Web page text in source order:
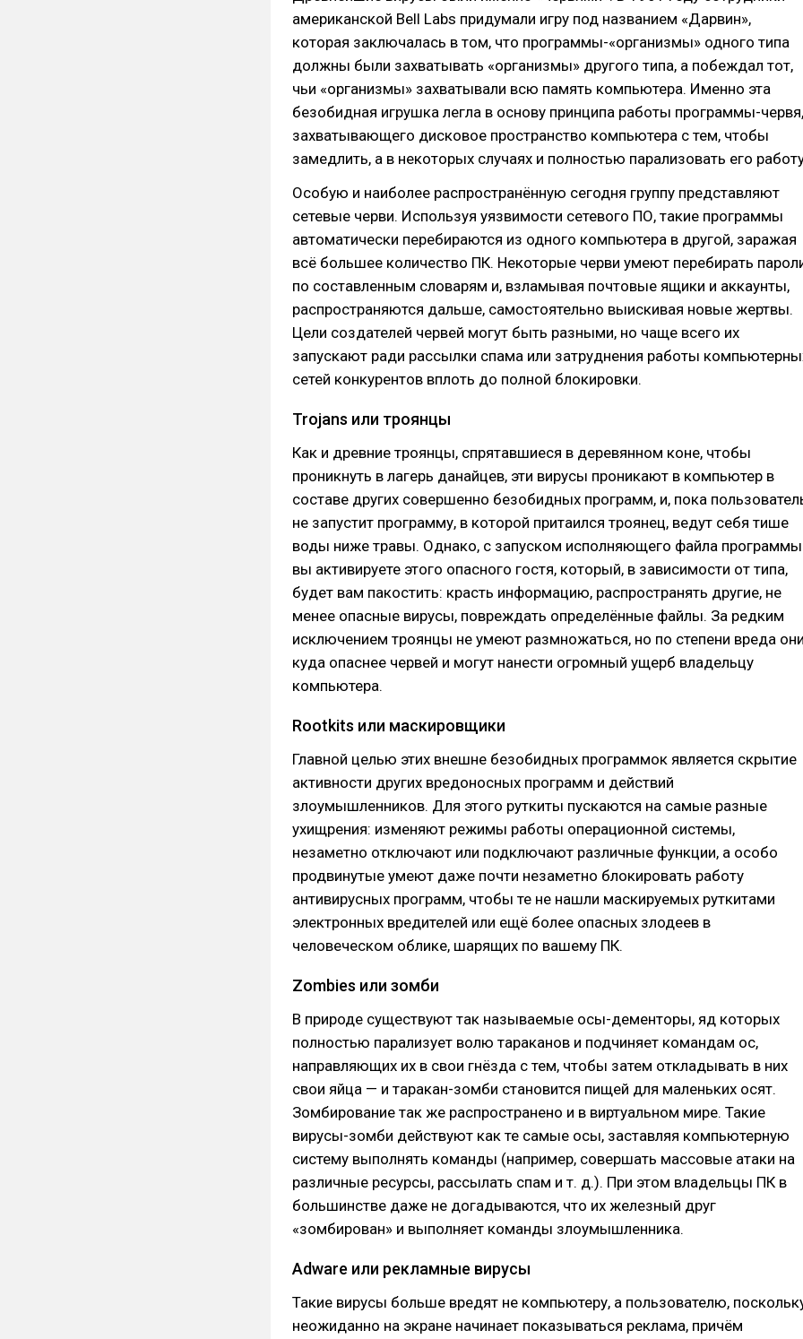
американской Bell Labs придумали игру под названием «Дарвин»,
которая заключалась в том, что программы-«организмы» одного типа
должны были захватывать «организмы» другого типа, а побеждал тот,
чьи «организмы» захватывали всю память компьютера. Именно эта
безобидная игрушка легла в основу принципа работы программы-червя,
захватывающего дисковое пространство компьютера с тем, чтобы
замедлить, а в некоторых случаях и полностью парализовать его
Особую и наиболее распространённую сегодня группу представляют
сетевые черви. Используя уязвимости сетевого ПО, такие программы
автоматически перебираются из одного компьютера в другой, заражая
всё большее количество ПК. Некоторые черви умеют перебирать
по составленным словарям и, взламывая почтовые ящики и аккаунты,
распространяются дальше, самостоятельно выискивая новые жертвы.
Цели создателей червей могут быть разными, но чаще всего их
запускают ради рассылки спама или затруднения работы
сетей конкурентов вплоть до полной блокировки.
Trojans или троянцы
Как и древние троянцы, спрятавшиеся в деревянном коне, чтобы
проникнуть в лагерь данайцев, эти вирусы проникают в компьютер в
составе других совершенно безобидных программ, и, пока
не запустит программу, в которой притаился троянец, ведут себя тише
воды ниже травы. Однако, с запуском исполняющего файла программы
вы активируете этого опасного гостя, который, в зависимости от типа,
будет вам пакостить: красть информацию, распространять другие, не
менее опасные вирусы, повреждать определённые файлы. За редким
исключением троянцы не умеют размножаться, но по степени вреда
куда опаснее червей и могут нанести огромный ущерб владельцу
компьютера.
Rootkits или маскировщики
Главной целью этих внешне безобидных программок является скрытие
активности других вредоносных программ и действий
злоумышленников. Для этого руткиты пускаются на самые разные
ухищрения: изменяют режимы работы операционной системы,
незаметно отключают или подключают различные функции, а особо
продвинутые умеют даже почти незаметно блокировать работу
антивирусных программ, чтобы те не нашли маскируемых руткитами
электронных вредителей или ещё более опасных злодеев в
человеческом облике, шарящих по вашему ПК.
Zombies или зомби
В природе существуют так называемые осы-дементоры, яд которых
полностью парализует волю тараканов и подчиняет командам ос,
направляющих их в свои гнёзда с тем, чтобы затем откладывать в них
свои яйца — и таракан-зомби становится пищей для маленьких осят.
Зомбирование так же распространено и в виртуальном мире. Такие
вирусы-зомби действуют как те самые осы, заставляя компьютерную
систему выполнять команды (например, совершать массовые атаки на
различные ресурсы, рассылать спам и т. д.). При этом владельцы ПК в
большинстве даже не догадываются, что их железный друг
«зомбирован» и выполняет команды злоумышленника.
Adware или рекламные вирусы
Такие вирусы больше вредят не компьютеру, а пользователю,
неожиданно на экране начинает показываться реклама, причём